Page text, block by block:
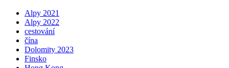
Alpy 2021
Alpy 2022
cestování
čína
Dolomity 2023
Finsko